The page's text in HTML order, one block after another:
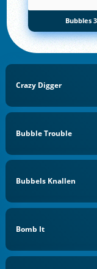
Bubbles 3
Crazy Digger
Bubble Trouble
Bubbels Knallen
Bomb It